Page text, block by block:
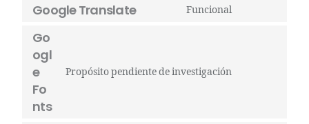
Google Translate Funcional
Go
ogl
e
Fo
nts
Propósito pendiente de investigación